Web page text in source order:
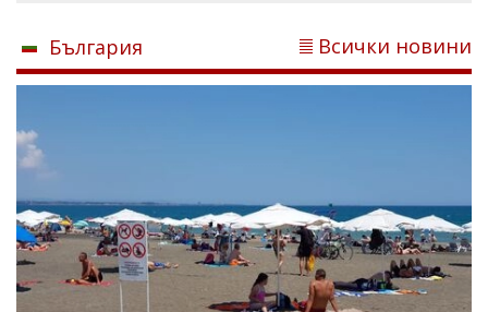
България Всички новини